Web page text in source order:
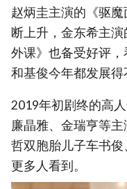
赵炳圭主演的《驱
断上升，金东希主演
外课》也备受好评，
和基俊今年都发展得
2019年初剧终的高
廉晶雅、金瑞亨等
哲双胞胎儿子车书
更多人看到。